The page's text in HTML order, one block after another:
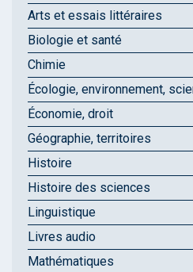
Arts et essais littéraires
Biologie et santé
Chimie
Écologie, environnement,
Économie, droit
Géographie, territoires
Histoire
Histoire des sciences
Linguistique
Livres audio
Mathématiques